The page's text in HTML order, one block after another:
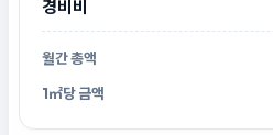
경비비